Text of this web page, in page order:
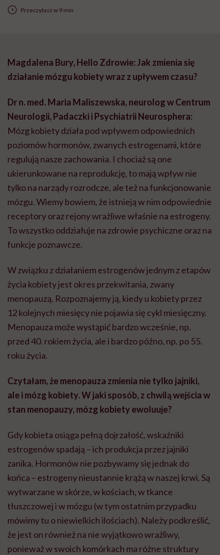
Przeczytasz w 9 min
Magdalena Bury, Hello Zdrowie:Jak zmienia się
działanie mózgu kobiety wraz z upływem czasu?
Dr n. med. Maria Maliszewska, neurolog w Centrum
Neurologii, Padaczki i Psychiatrii Neurosphera:
Mózg kobiety działa pod wpływem odpowiednich
poziomów hormonów, zwanych estrogenami, które
regulują nasze zachowania. I chociaż są one
ukierunkowane na reprodukcję, to mają wpływ nie
tylko na narządy rozrodcze, ale też na funkcjonowanie
mózgu. Wiemy bowiem, że istnieją w nim odpowiednie
receptory oraz rejony wrażliwe właśnie na estrogeny.
To wszystko oddziałuje na zdrowie psychiczne oraz na
funkcje poznawcze.
W związku z działaniem estrogenów jednym z etapów
życia kobiety jest okres przekwitania, zwany
menopauzą. Rozpoznajemy ją, kiedy u kobiety przez
12 kolejnych miesięcy nie pojawia się cykl miesięczny.
Menopauza może wystąpić bardzo wcześnie, np.
przed 40. rokiem życia, ale i bardzo późno, np. po 55.
roku życia.
Czytałam, że menopauza zmienia nie tylko jajniki,
ale i mózg kobiety. W jaki sposób, z chwilą wejścia w
stan menopauzy, mózg kobiety ewoluuje?
Gdy kobieta osiąga pełną dojrzałość, wskaźniki
estrogenów spadają – ich produkcja przez jajniki
zanika. Hormonów nie pozbywamy się jednak do
końca – estrogeny nieustannie krążą w naszej krwi. Są
wytwarzane w skórze, w kościach, w tkance
tłuszczowej i w mózgu (w tym ostatnim przypadku
mówimy tu o niewielkich ilościach). Należy podkreślić,
że jest on również na nie wyjątkowo wrażliwy,
ponieważ w swoich komórkach ma różne struktury